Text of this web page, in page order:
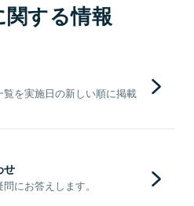
する情報
を実施日の新しい順に掲載
せ
にお答えします。